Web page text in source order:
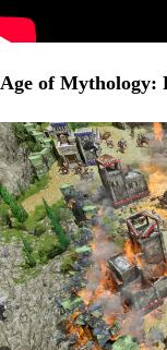
Age of Mythology: